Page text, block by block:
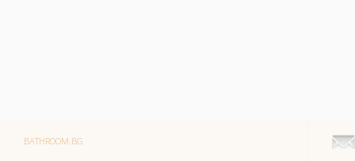
BATHROOM.BG